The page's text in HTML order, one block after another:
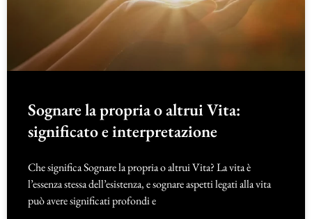
Sognare la propria o altrui Vita:
significato e interpretazione
Che significa Sognare la propria o altrui Vita? La vita è
l’essenza stessa dell’esistenza, e sognare aspetti legati alla vita
può avere significati profondi e